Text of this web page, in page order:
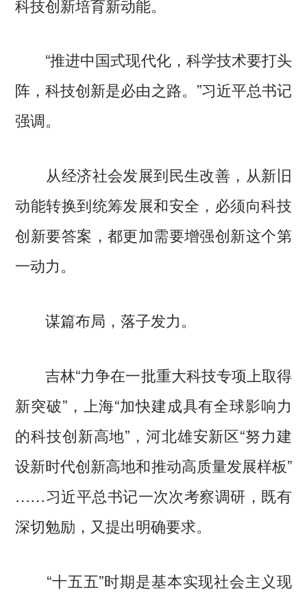
科技创新培育新动能。
“推进中国式现代化，科学技术要打头
阵，科技创新是必由之路。”习近平总书记
强调。
从经济社会发展到民生改善，从新旧
动能转换到统筹发展和安全，必须向科技
创新要答案，都更加需要增强创新这个第
一动力。
谋篇布局，落子发力。
吉林“力争在一批重大科技专项上取得
新突破”，上海“加快建成具有全球影响力
的科技创新高地”，河北雄安新区“努力建
设新时代创新高地和推动高质量发展样板”
……习近平总书记一次次考察调研，既有
深切勉励，又提出明确要求。
“十五五”时期是基本实现社会主义现